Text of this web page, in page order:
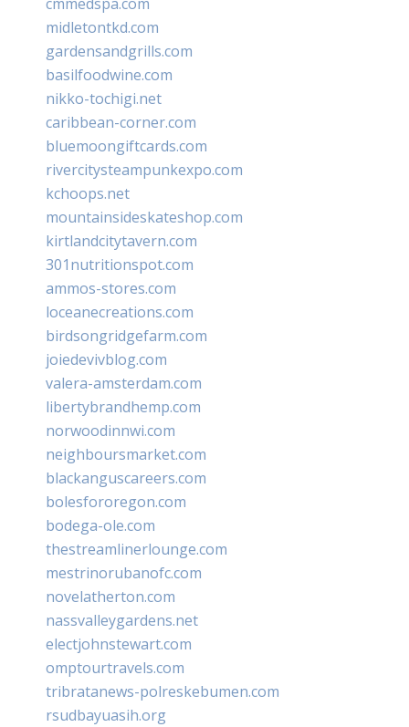
midletontkd.com
gardensandgrills.com
basilfoodwine.com
nikko-tochigi.net
caribbean-corner.com
bluemoongiftcards.com
rivercitysteampunkexpo.com
kchoops.net
mountainsideskateshop.com
kirtlandcitytavern.com
301nutritionspot.com
ammos-stores.com
loceanecreations.com
birdsongridgefarm.com
joiedevivblog.com
valera-amsterdam.com
libertybrandhemp.com
norwoodinnwi.com
neighboursmarket.com
blackanguscareers.com
bolesfororegon.com
bodega-ole.com
thestreamlinerlounge.com
mestrinorubanofc.com
novelatherton.com
nassvalleygardens.net
electjohnstewart.com
omptourtravels.com
tribratanews-polreskebumen.com
rsudbayuasih.org